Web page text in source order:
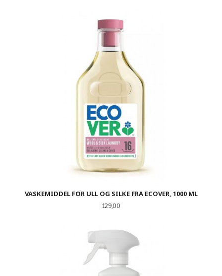
VASKEMIDDEL FOR ULL OG SILKE FRA ECOVER, 1000 ML
Pris
129,00